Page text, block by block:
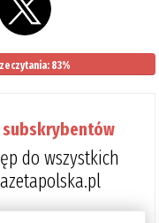
83%
do wszystkich